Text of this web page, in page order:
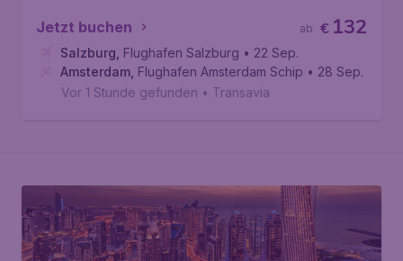
Jetzt buchen € 132
ab
Salzburg Flughafen Salzburg • 22 Sep.
Amsterdam Flughafen Amsterdam Schiphol• 28 Sep.
Vor 1 Stunde gefunden • Transavia